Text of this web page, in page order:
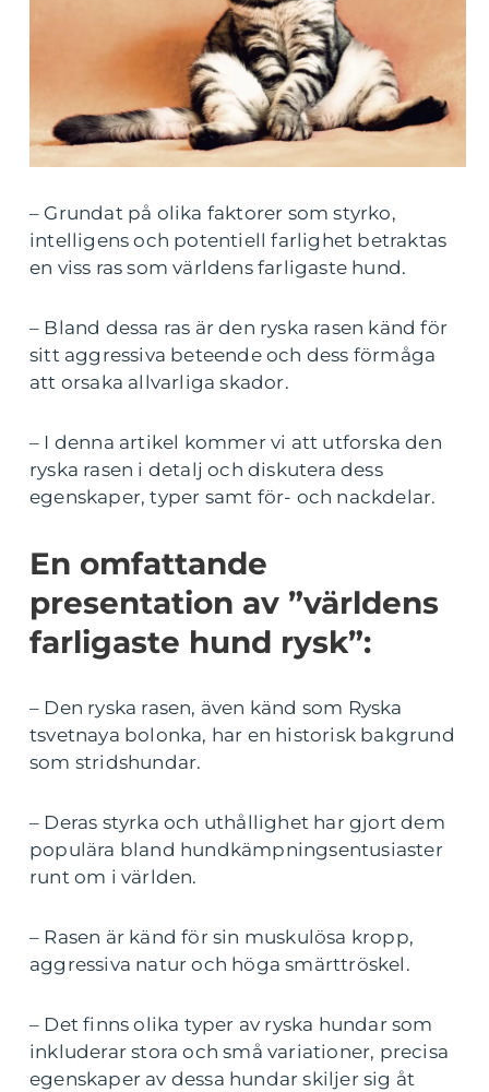
– Grundat på olika faktorer som styrko,
intelligens och potentiell farlighet betraktas
en viss ras som världens farligaste hund.
– Bland dessa ras är den ryska rasen känd för
sitt aggressiva beteende och dess förmåga
att orsaka allvarliga skador.
– I denna artikel kommer vi att utforska den
ryska rasen i detalj och diskutera dess
egenskaper, typer samt för- och nackdelar.
En omfattande
presentation av ”världens
farligaste hund rysk”:
– Den ryska rasen, även känd som Ryska
tsvetnaya bolonka, har en historisk bakgrund
som stridshundar.
– Deras styrka och uthållighet har gjort dem
populära bland hundkämpningsentusiaster
runt om i världen.
– Rasen är känd för sin muskulösa kropp,
aggressiva natur och höga smärttröskel.
– Det finns olika typer av ryska hundar som
inkluderar stora och små variationer, precisa
egenskaper av dessa hundar skiljer sig åt